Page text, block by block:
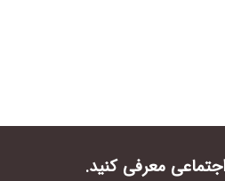
معرفی کنید.